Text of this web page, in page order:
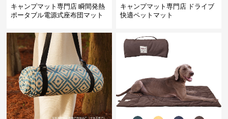
キャンプマット専門店 瞬間発熱
ポータブル電源式座布団マット
キャンプマット専門店 ドライブ
快適ペットマット